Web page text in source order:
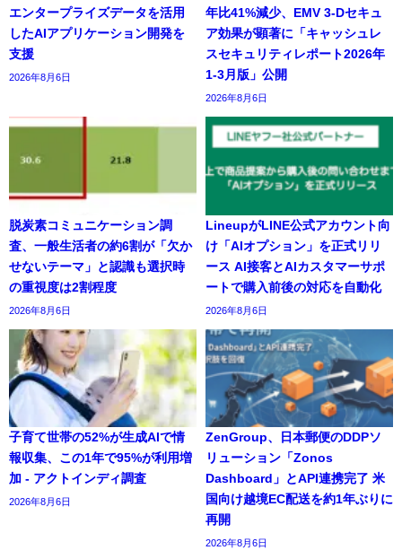
エンタープライズデータを活用
したAIアプリケーション開発を
支援
2026年8月6日
年比41%減少、EMV 3-Dセキュ
ア効果が顕著に「キャッシュレ
スセキュリティレポート2026年
1-3月版」公開
2026年8月6日
脱炭素コミュニケーション調
査、一般生活者の約6割が「欠か
せないテーマ」と認識も選択時
の重視度は2割程度
2026年8月6日
LineupがLINE公式アカウント向
け「AIオプション」を正式リリ
ース AI接客とAIカスタマーサポ
ートで購入前後の対応を自動化
2026年8月6日
子育て世帯の52%が生成AIで情
報収集、この1年で95%が利用増
加 - アクトインディ調査
2026年8月6日
ZenGroup、日本郵便のDDPソ
リューション「Zonos
Dashboard」とAPI連携完了 米
国向け越境EC配送を約1年ぶりに
再開
2026年8月6日